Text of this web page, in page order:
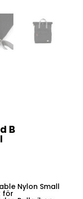
B
Nylon Small
för